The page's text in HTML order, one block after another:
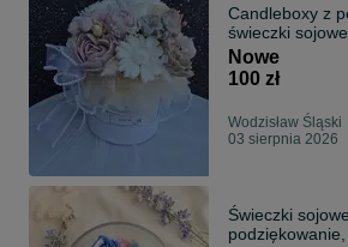
Candleboxy z
świeczki sojowe
Nowe
100 zł
Wodzisław Śląski
03 sierpnia 2026
Świeczki